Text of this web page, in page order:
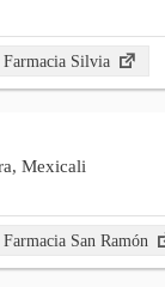
Farmacia Silvia
Mexicali
Farmacia San Ramón